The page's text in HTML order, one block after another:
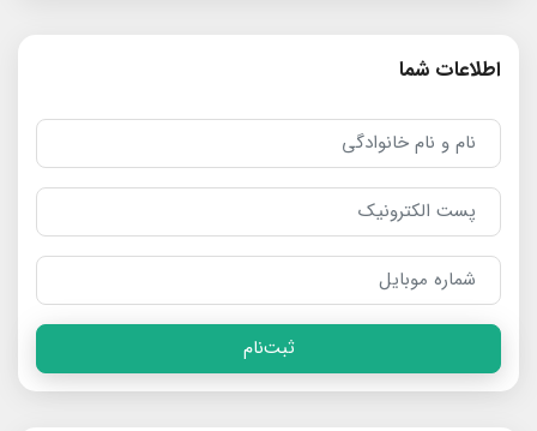
اطلاعات شما
ثبت‌نام